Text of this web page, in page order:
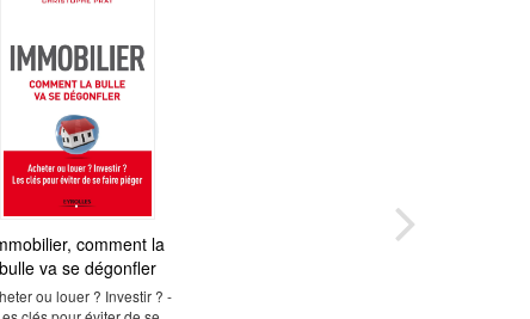
comment la
bulle va se dégonfler
ou louer ? Investir ? -